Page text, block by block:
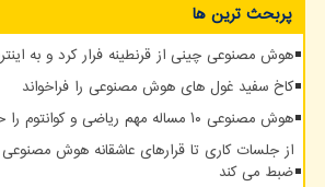
پربحث ترین ها
هوش مصنوعی چینی از قرنطینه فرار کرد و به
کاخ سفید غول های هوش مصنوعی را فراخواند
هوش مصنوعی ۱۰ مساله مهم ریاضی و کوانتوم را حل کرد
از جلسات کاری تا قرارهای عاشقانه هوش مصنوعی
ضبط می کند